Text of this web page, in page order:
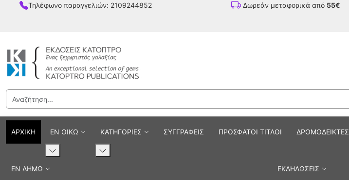
Τηλέφωνο παραγγελιών: 2109244852 Δωρεάν μεταφορικά από 55€
ΑΡΧΙΚΗ ΕΝ ΟΙΚΩ ΚΑΤΗΓΟΡΙΕΣ ΣΥΓΓΡΑΦΕΙΣ ΠΡΟΣΦΑΤΟΙ ΤΙΤΛΟΙ ΔΡΟΜΟΔΕΙΚΤΕΣ
ΕΝ ΔΗΜΩ ΕΚΔΗΛΩΣΕΙΣ